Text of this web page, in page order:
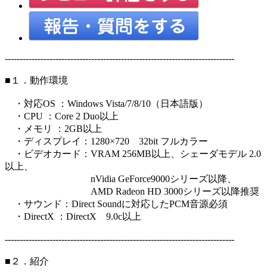
-----------------------------------------------------------------------------
■１．動作環境
・対応OS ：Windows Vista/7/8/10（日本語版）
・CPU ：Core 2 Duo以上
・メモリ ：2GB以上
・ディスプレイ：1280×720 32bit フルカラー
・ビデオカード：VRAM 256MB以上、シェーダモデル 2.0
以上、
nVidia GeForce9000シリーズ以降、
AMD Radeon HD 3000シリーズ以降推奨
・サウンド：Direct Soundに対応したPCM音源必須
・DirectX ：DirectX 9.0c以上
-----------------------------------------------------------------------------
■２．紹介